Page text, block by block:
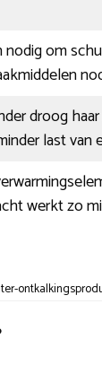
nodig om
droog
last van
werkt zo